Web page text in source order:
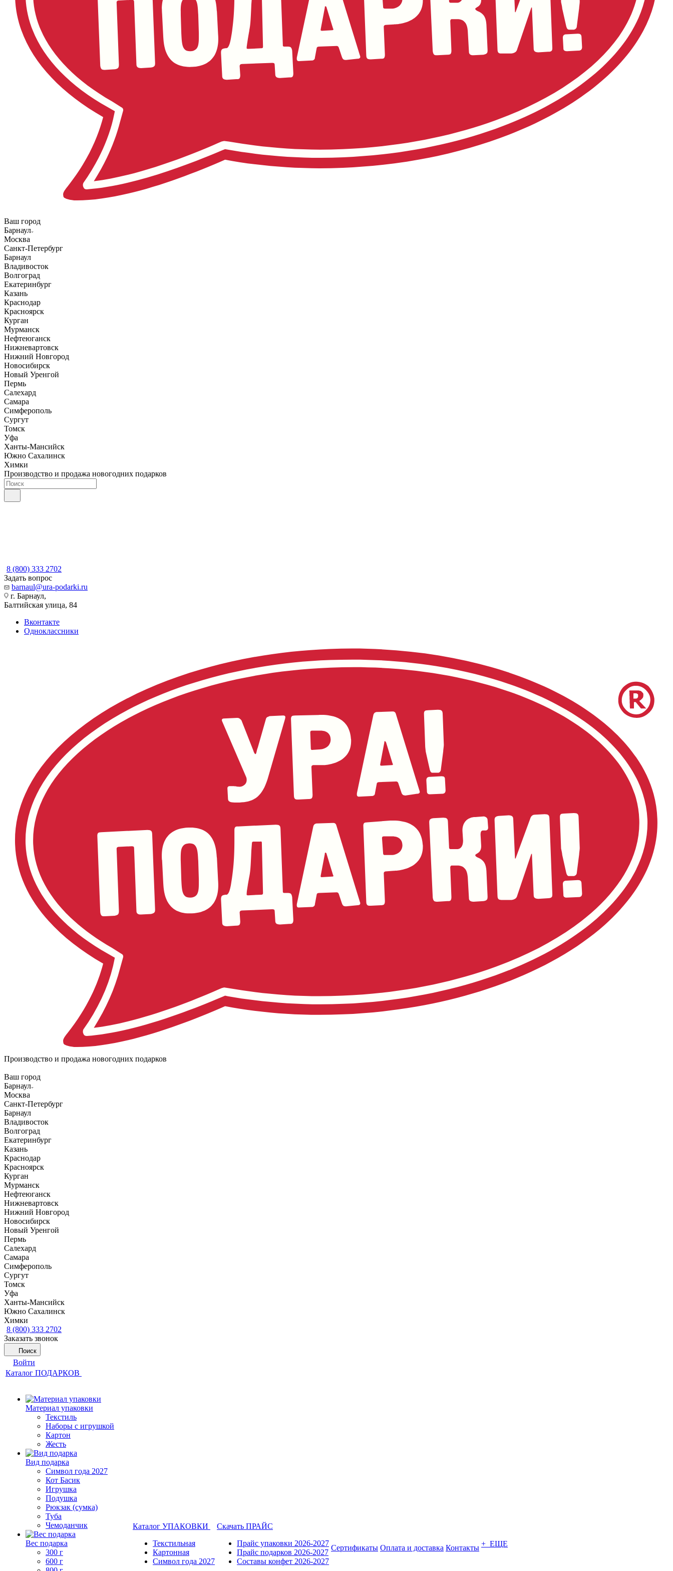
Ваш город
Барнаул
Москва
Санкт-Петербург
Барнаул
Владивосток
Волгоград
Екатеринбург
Казань
Краснодар
Красноярск
Курган
Мурманск
Нефтеюганск
Нижневартовск
Нижний Новгород
Новосибирск
Новый Уренгой
Пермь
Салехард
Самара
Симферополь
Сургут
Томск
Уфа
Ханты-Мансийск
Южно Сахалинск
Химки
Производство и продажа новогодних подарков
8 (800) 333 2702
Задать вопрос
barnaul@ura-podarki.ru
г. Барнаул,
Балтийская улица, 84
Вконтакте
Одноклассники
Производство и продажа новогодних подарков
Ваш город
Барнаул
Москва
Санкт-Петербург
Барнаул
Владивосток
Волгоград
Екатеринбург
Казань
Краснодар
Красноярск
Курган
Мурманск
Нефтеюганск
Нижневартовск
Нижний Новгород
Новосибирск
Новый Уренгой
Пермь
Салехард
Самара
Симферополь
Сургут
Томск
Уфа
Ханты-Мансийск
Южно Сахалинск
Химки
8 (800) 333 2702
Заказать звонок
Поиск
Войти
Каталог ПОДАРКОВ
Материал упаковки
Текстиль
Наборы с игрушкой
Картон
Жесть
Вид подарка
Символ года 2027
Кот Басик
Игрушка
Подушка
Рюкзак (сумка)
Туба
Чемоданчик
Вес подарка
300 г
600 г
Каталог УПАКОВКИ
Текстильная
Картонная
Символ года 2027
Скачать ПРАЙС
Прайс упаковки 2026-2027
Прайс подарков 2026-2027
Составы конфет 2026-2027
Сертификаты Оплата и доставка Контакты + ЕЩЕ